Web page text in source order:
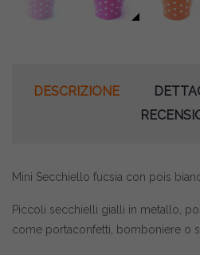
DESCRIZIONE
Mini Secchiello fucsia con pois
Piccoli secchielli gialli in metallo,
come portaconfetti, bomboniere o